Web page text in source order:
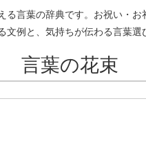
言葉の辞典です。お祝い・
例と、気持ちが伝わる言葉選
言葉の花束